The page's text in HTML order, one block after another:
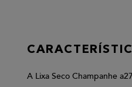
A Lixa Seco Champanhe